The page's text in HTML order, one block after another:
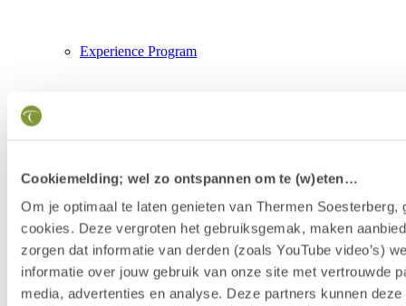
Cookiemelding; wel zo ontspannen om te (w)eten…
Om je optimaal te laten genieten van Thermen Soesterberg,
cookies. Deze vergroten het gebruiksgemak, maken
zorgen dat informatie van derden (zoals YouTube video’s)
informatie over jouw gebruik van onze site met vertrouwde
media, advertenties en analyse. Deze partners kunnen deze
Experience Program